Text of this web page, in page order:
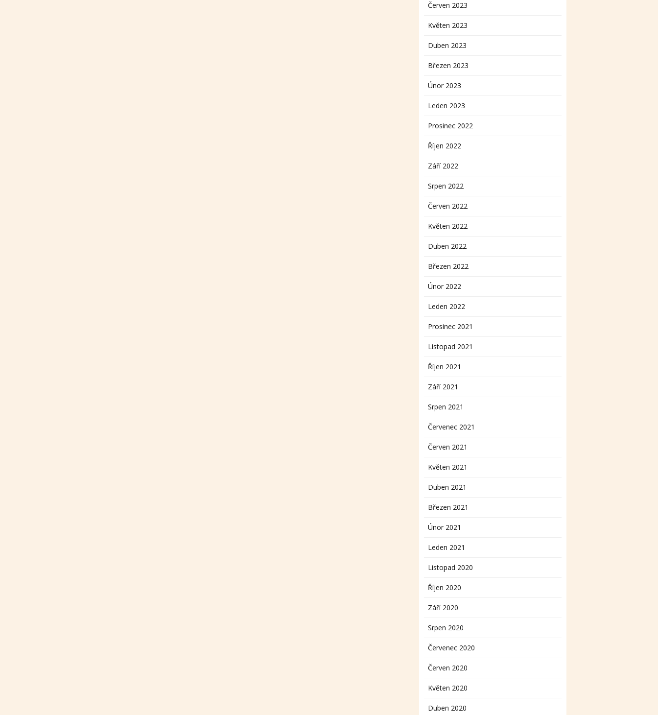
Červen 2023
Květen 2023
Duben 2023
Březen 2023
Únor 2023
Leden 2023
Prosinec 2022
Říjen 2022
Září 2022
Srpen 2022
Červen 2022
Květen 2022
Duben 2022
Březen 2022
Únor 2022
Leden 2022
Prosinec 2021
Listopad 2021
Říjen 2021
Září 2021
Srpen 2021
Červenec 2021
Červen 2021
Květen 2021
Duben 2021
Březen 2021
Únor 2021
Leden 2021
Listopad 2020
Říjen 2020
Září 2020
Srpen 2020
Červenec 2020
Červen 2020
Květen 2020
Duben 2020